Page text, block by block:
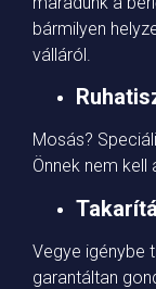
bármilyen
válláról.
Mosás?
Önnek nem kell
Vegye igénybe
garantáltan